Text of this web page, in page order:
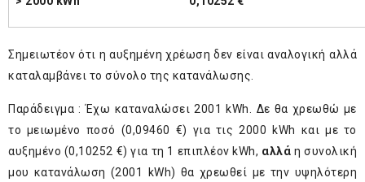
Σημειωτέον ότι η αυξημένη χρέωση δεν είναι αναλογική αλλά
καταλαμβάνει το σύνολο της κατανάλωσης.
Παράδειγμα : Έχω καταναλώσει 2001 kWh. Δε θα χρεωθώ με
το μειωμένο ποσό (0,09460 €) για τις 2000 kWh και με το
αυξημένο (0,10252 €) για τη 1 επιπλέον kWh, αλλά η συνολική
μου κατανάλωση (2001 kWh) θα χρεωθεί με την υψηλότερη